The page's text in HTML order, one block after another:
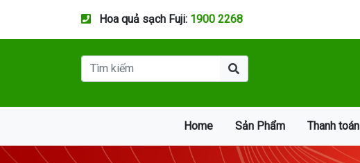
Hoa quả sạch Fuji: 1900 2268
Home Sản Phẩm Thanh toán